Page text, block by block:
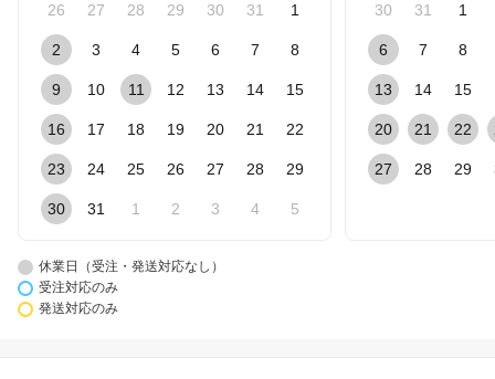
26 27 28 29 30 31 1
2 3 4 5 6 7 8
9 10 11 12 13 14 15
16 17 18 19 20 21 22
23 24 25 26 27 28 29
30 31 1 2 3 4 5
30 31 1
6 7 8
13 14 15
20 21 22
27 28 29
休業日（受注・発送対応なし）
受注対応のみ
発送対応のみ